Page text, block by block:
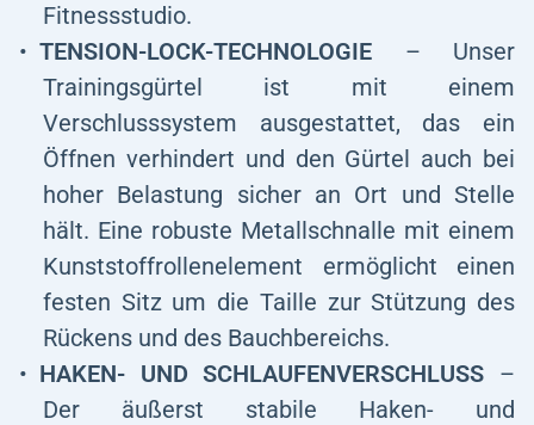
Fitnessstudio.
TENSION-LOCK-TECHNOLOGIE – Unser
Trainingsgürtel ist mit einem
Verschlusssystem ausgestattet, das ein
Öffnen verhindert und den Gürtel auch bei
hoher Belastung sicher an Ort und Stelle
hält. Eine robuste Metallschnalle mit einem
Kunststoffrollenelement ermöglicht einen
festen Sitz um die Taille zur Stützung des
Rückens und des Bauchbereichs.
HAKEN- UND SCHLAUFENVERSCHLUSS –
Der äußerst stabile Haken- und